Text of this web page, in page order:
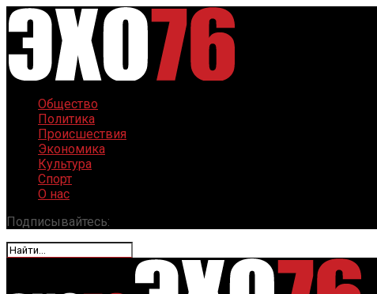
Общество
Политика
Происшествия
Экономика
Культура
Спорт
О нас
Подписывайтесь: